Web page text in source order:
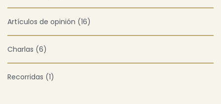
Artículos de opinión (16)
Charlas (6)
Recorridas (1)